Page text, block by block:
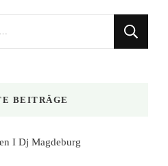
BEITRÄGE
I Dj Magdeburg